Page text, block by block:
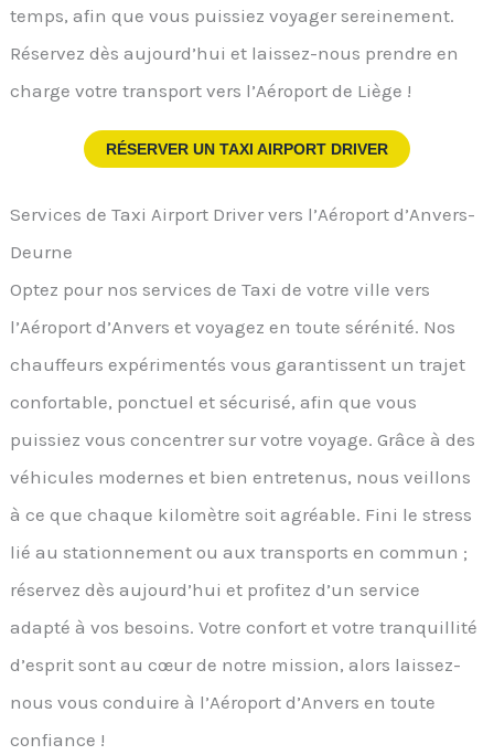
temps, afin que vous puissiez voyager sereinement.
Réservez dès aujourd’hui et laissez-nous prendre en
charge votre transport vers l’Aéroport de Liège !
RÉSERVER UN TAXI AIRPORT DRIVER
Services de Taxi Airport Driver vers l’Aéroport d’Anvers-
Deurne
Optez pour nos services de Taxi de votre ville vers
l’Aéroport d’Anvers et voyagez en toute sérénité. Nos
chauffeurs expérimentés vous garantissent un trajet
confortable, ponctuel et sécurisé, afin que vous
puissiez vous concentrer sur votre voyage. Grâce à des
véhicules modernes et bien entretenus, nous veillons
à ce que chaque kilomètre soit agréable. Fini le stress
lié au stationnement ou aux transports en commun ;
réservez dès aujourd’hui et profitez d’un service
adapté à vos besoins. Votre confort et votre tranquillité
d’esprit sont au cœur de notre mission, alors laissez-
nous vous conduire à l’Aéroport d’Anvers en toute
confiance !